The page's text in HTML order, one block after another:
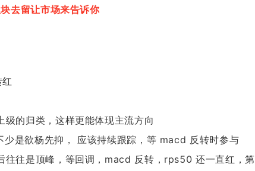
去留让市场来告诉你
级的归类，这样更能体现主流方向
少是欲杨先抑， 应该持续跟踪，等 macd 反转时参与
往往是顶峰，等回调，macd 反转，rps50 还一直红，第